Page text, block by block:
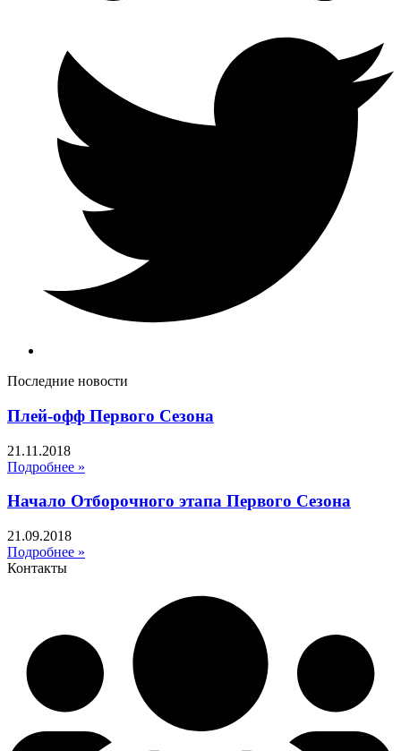
Последние новости
Плей-офф Первого Сезона
21.11.2018
Подробнее »
Начало Отборочного этапа Первого Сезона
21.09.2018
Подробнее »
Контакты